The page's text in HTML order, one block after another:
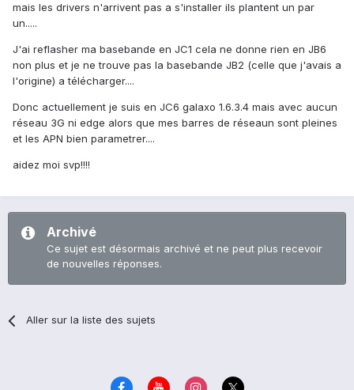
mais les drivers n'arrivent pas a s'installer ils plantent un par
un.....
J'ai reflasher ma basebande en JC1 cela ne donne rien en JB6
non plus et je ne trouve pas la basebande JB2 (celle que j'avais a
l'origine) a télécharger....
Donc actuellement je suis en JC6 galaxo 1.6.3.4 mais avec aucun
réseau 3G ni edge alors que mes barres de réseaun sont pleines
et les APN bien parametrer....
aidez moi svp!!!!
Archivé
Ce sujet est désormais archivé et ne peut plus recevoir
de nouvelles réponses.
Aller sur la liste des sujets